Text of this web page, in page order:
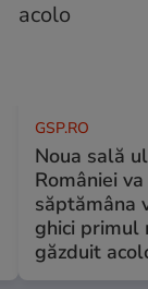
GSP.RO
Noua sală
României
săptămâna
ghici primul
găzduit